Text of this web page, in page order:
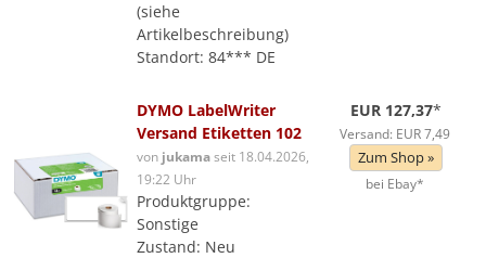
(siehe
Artikelbeschreibung)
Standort: 84*** DE
DYMO LabelWriter
Versand Etiketten 102
von jukamaseit 18.04.2026,
19:22 Uhr
Produktgruppe:
Sonstige
Zustand: Neu
EUR 127,37*
Versand: EUR 7,49
Zum Shop »
bei Ebay*